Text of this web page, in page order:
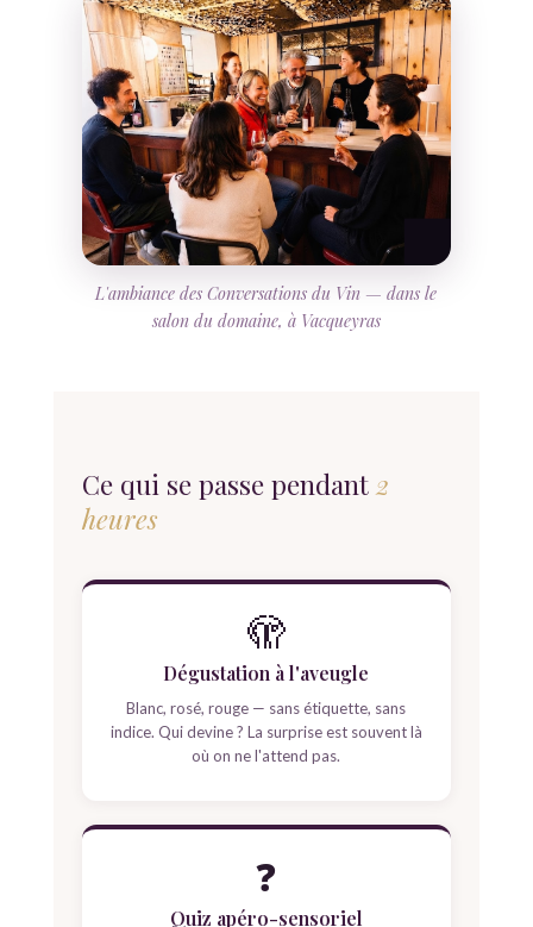
L'ambiance des Conversations du Vin — dans le
salon du domaine, à Vacqueyras
Ce qui se passe pendant 2
heures
🫣
Dégustation à l'aveugle
Blanc, rosé, rouge — sans étiquette, sans
indice. Qui devine ? La surprise est souvent là
où on ne l'attend pas.
❓
Quiz apéro-sensoriel